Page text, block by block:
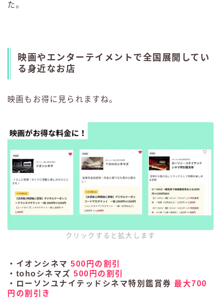
た。
映画やエンターテイメントで全国展開してい
る身近なお店
映画もお得に見られますね。
クリックすると拡大します
・イオンシネマ 500円の割引
・tohoシネマズ 500円の割引
・ローソンユナイテッドシネマ特別鑑賞券 最大700
円の割引き